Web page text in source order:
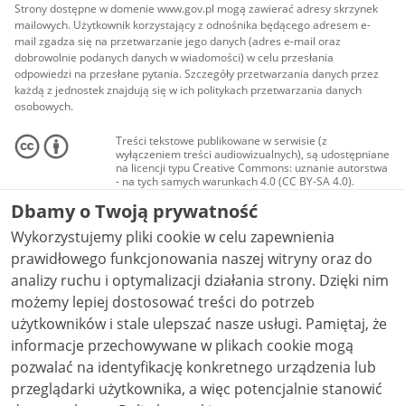
Strony dostępne w domenie www.gov.pl mogą zawierać adresy skrzynek
mailowych. Użytkownik korzystający z odnośnika będącego adresem e-
mail zgadza się na przetwarzanie jego danych (adres e-mail oraz
dobrowolnie podanych danych w wiadomości) w celu przesłania
odpowiedzi na przesłane pytania. Szczegóły przetwarzania danych przez
każdą z jednostek znajdują się w ich politykach przetwarzania danych
osobowych.
Treści tekstowe publikowane w serwisie (z
wyłączeniem treści audiowizualnych), są udostępniane
na licencji typu Creative Commons: uznanie autorstwa
- na tych samych warunkach 4.0 (CC BY-SA 4.0).
Materiały audiowizualne, w tym zdjęcia, materiały
audio i wideo, są udostępniane na licencji typu
Creative Commons: uznanie autorstwa użycie
niekomercyjne - bez utworów zależnych 4.0 (CC BY-
NC-ND 4.0), o ile nie jest to stwierdzone inaczej.
Dbamy o Twoją prywatność
Wykorzystujemy pliki cookie w celu zapewnienia
prawidłowego funkcjonowania naszej witryny oraz do
analizy ruchu i optymalizacji działania strony. Dzięki nim
możemy lepiej dostosować treści do potrzeb
użytkowników i stale ulepszać nasze usługi. Pamiętaj, że
informacje przechowywane w plikach cookie mogą
pozwalać na identyfikację konkretnego urządzenia lub
przeglądarki użytkownika, a więc potencjalnie stanowić